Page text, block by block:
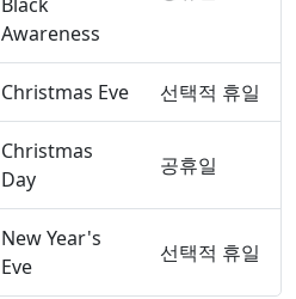
Awareness
Christmas Eve 선택적 휴일
Christmas
Day
공휴일
New Year's
Eve
선택적 휴일